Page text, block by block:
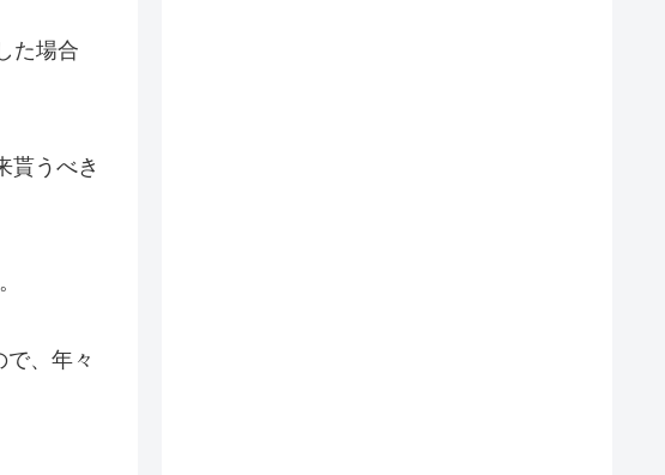
た場合
貰うべき
、年々